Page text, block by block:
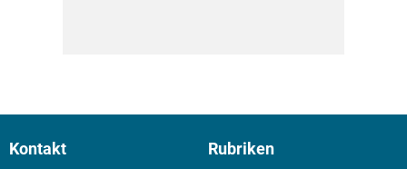
Kontakt Rubriken